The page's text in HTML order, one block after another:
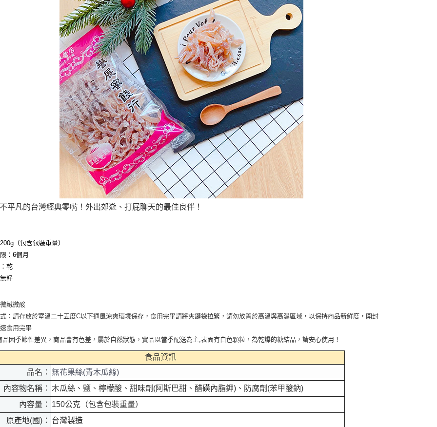
平凡的台灣經典零嘴！外出郊遊、打屁聊天的最佳良伴！
（包含包裝重量）
：6個月
乾
籽
鹹微酸
：請存放於室溫二十五度C以下通風涼爽環境保存，食用完畢請將夾鏈袋拉緊，請勿放置於高溫與高濕區域，以保持商品新鮮度，開封
食用完畢
品因季節性差異，商品會有色差，屬於自然狀態，實品以當季配送為主,表面有白色顆粒，為乾燥的糖結晶，請安心使用！
食品資訊
品名： 無花果絲(青木瓜絲)
內容物名稱：
木瓜絲、鹽、檸檬酸、甜味劑(阿斯巴甜、醋磺內脂鉀)、防腐劑(苯甲酸鈉)
內容量：
150公克（包含包裝重量）
原產地(國)：
台灣製造